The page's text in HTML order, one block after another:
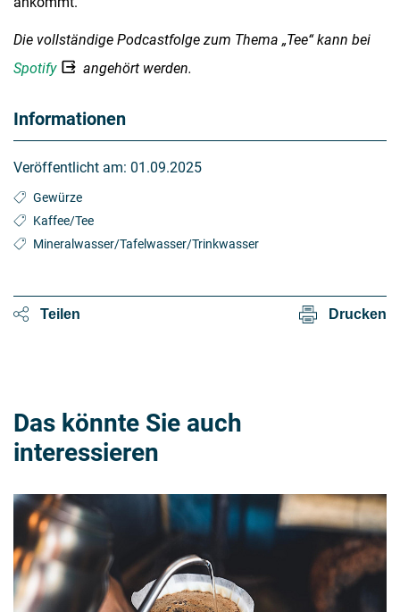
Die vollständige Podcastfolge zum Thema „Tee“ kann bei
Spotify
angehört werden.
Informationen
Veröffentlicht am: 01.09.2025
Gewürze
Kaffee/Tee
Mineralwasser/Tafelwasser/Trinkwasser
Teilen Drucken
Das könnte Sie auch
interessieren